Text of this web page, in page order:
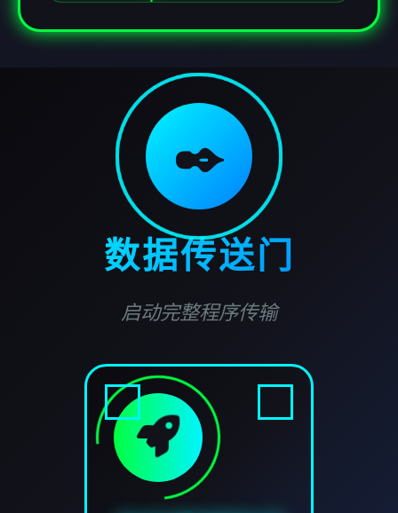
✒️
数据传送门
启动完整程序传输